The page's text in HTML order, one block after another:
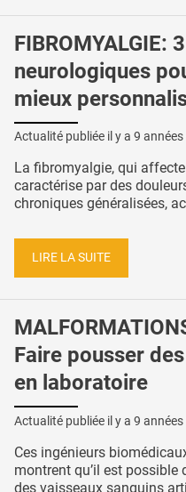
FIBROMYALGIE:
neurologiques
mieux
Actualité publiée il y a 9
La fibromyalgie, qui
caractérise par des
chroniques généralisées,
LIRE LA SUITE
Faire pousser
en laboratoire
Actualité publiée il y a 9
Ces ingénieurs
montrent qu’il est possible
des vaisseaux sanguins